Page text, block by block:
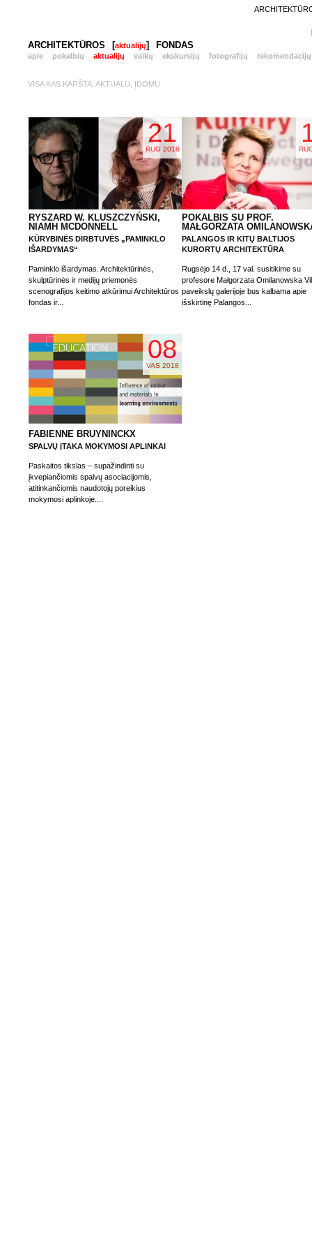
ARCHITEKTŪROS
[aktualijų] FONDAS
apie pokalbių aktualijų vaikų ekskursijų fotografijų rekomendacijų
VISA KAS KARŠTA, AKTUALU, ĮDOMU
21
RUG 2018
RYSZARD W. KLUSZCZYŃSKI,
NIAMH MCDONNELL
KŪRYBINĖS DIRBTUVĖS „PAMINKLO
IŠARDYMAS“
Paminklo išardymas. Architektūrinės,
skulptūrinės ir medijų priemonės
scenografijos keitimo atkūrimui Architektūros
fondas ir...
POKALBIS SU PROF.
MAŁGORZATA
PALANGOS IR KITŲ BALTIJOS
KURORTŲ ARCHITEKTŪRA
Rugsėjo 14 d., 17 val. susitikime su
profesore Małgorzata Omilanowska
paveikslų galerijoje bus kalbama apie
išskirtinę Palangos...
08
VAS 2018
FABIENNE BRUYNINCKX
SPALVŲ ĮTAKA MOKYMOSI APLINKAI
Paskaitos tikslas – supažindinti su
įkvepiančiomis spalvų asociacijomis,
atitinkančiomis naudotojų poreikius
mokymosi aplinkoje....